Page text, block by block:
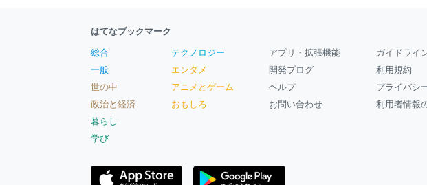
はてなブックマーク
総合
一般
世の中
政治と経済
暮らし
学び
テクノロジー
エンタメ
アニメとゲーム
おもしろ
アプリ・拡張機能
開発ブログ
ヘルプ
お問い合わせ
ガイドライ
利用規約
プライバシ
利用者情報